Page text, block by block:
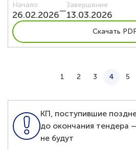
Начало
26.02.2026—
Завершение
13.03.2026
Скачать
1 2 3 4 5
КП, поступившие
до окончания тендера
не будут